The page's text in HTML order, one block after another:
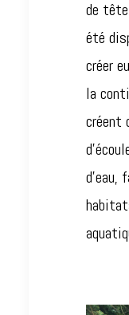
de
été
créer
la
créent
d’eau,